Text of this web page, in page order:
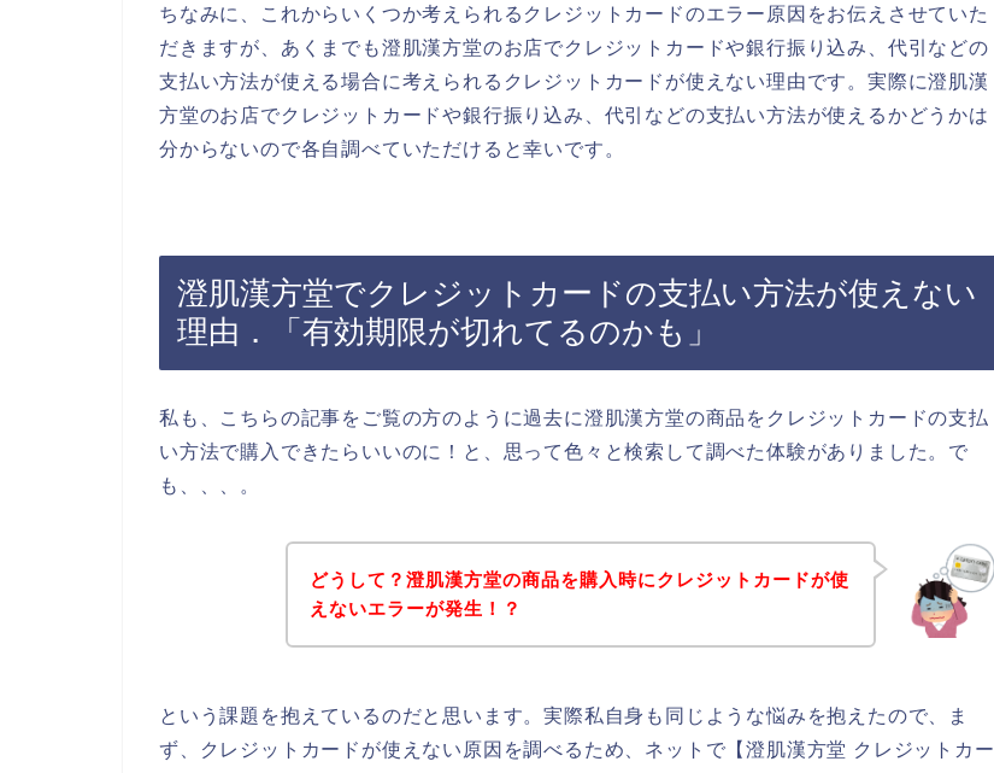
ちなみに、これからいくつか考えられるクレジットカードのエラー原因をお伝えさせていた
だきますが、あくまでも澄肌漢方堂のお店でクレジットカードや銀行振り込み、代引などの
支払い方法が使える場合に考えられるクレジットカードが使えない理由です。実際に澄肌漢
方堂のお店でクレジットカードや銀行振り込み、代引などの支払い方法が使えるかどうかは
分からないので各自調べていただけると幸いです。
澄肌漢方堂でクレジットカードの支払い方法が使えない
理由．「有効期限が切れてるのかも」
私も、こちらの記事をご覧の方のように過去に澄肌漢方堂の商品をクレジットカードの支払
い方法で購入できたらいいのに！と、思って色々と検索して調べた体験がありました。で
も、、、。
どうして？澄肌漢方堂の商品を購入時にクレジットカードが使
えないエラーが発生！？
という課題を抱えているのだと思います。実際私自身も同じような悩みを抱えたので、ま
ず、クレジットカードが使えない原因を調べるため、ネットで【澄肌漢方堂 クレジットカー